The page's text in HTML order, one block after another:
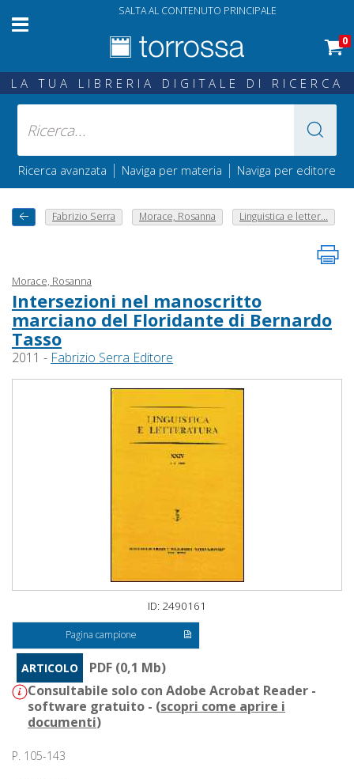
SALTA AL CONTENUTO PRINCIPALE
0
LA TUA LIBRERIA DIGITALE DI RICERCA
Ricerca avanzata | Naviga per materia | Naviga per editore
Fabrizio Serra Morace, Rosanna Linguistica e letter...
Morace, Rosanna
Intersezioni nel manoscritto
marciano del Floridante di Bernardo
Tasso
2011 - Fabrizio Serra Editore
ID: 2490161
Pagina campione
ARTICOLO
PDF (0,1 Mb)
Consultabile solo con Adobe Acrobat Reader -
software gratuito - (scopri come aprire i
documenti)
P. 105-143